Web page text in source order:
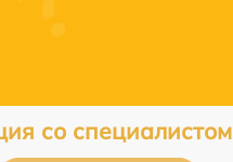
со специалистом